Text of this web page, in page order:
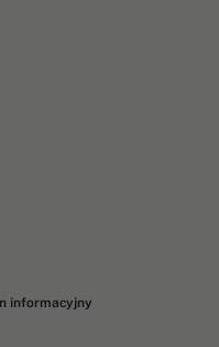
informacyjny